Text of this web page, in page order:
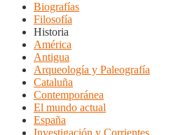
Biografías
Filosofía
Historia
América
Antigua
Arqueología y Paleografía
Cataluña
Contemporánea
El mundo actual
España
Investigación y Corrientes